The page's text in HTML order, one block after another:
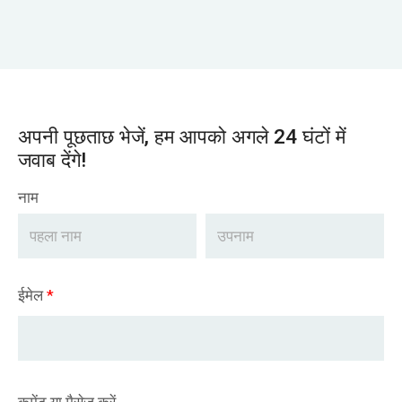
अपनी पूछताछ भेजें, हम आपको अगले 24 घंटों में
जवाब देंगे!
नाम
ईमेल*